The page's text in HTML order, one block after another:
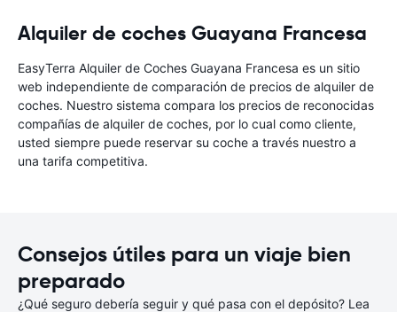
Alquiler de coches Guayana Francesa
EasyTerra Alquiler de Coches Guayana Francesa es un sitio
web independiente de comparación de precios de alquiler de
coches. Nuestro sistema compara los precios de reconocidas
compañías de alquiler de coches, por lo cual como cliente,
usted siempre puede reservar su coche a través nuestro a
una tarifa competitiva.
Consejos útiles para un viaje bien
preparado
¿Qué seguro debería seguir y qué pasa con el depósito? Lea